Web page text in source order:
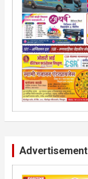
Advertisement